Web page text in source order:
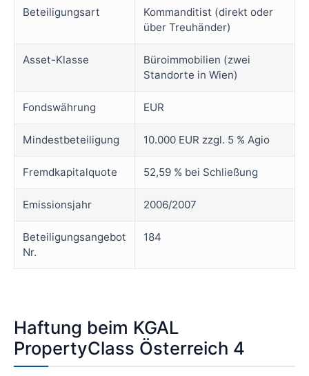
Beteiligungsart
Kommanditist (direkt oder
über Treuhänder)
Asset-Klasse
Büroimmobilien (zwei
Standorte in Wien)
Fondswährung EUR
Mindestbeteiligung 10.000 EUR zzgl. 5 % Agio
Fremdkapitalquote 52,59 % bei Schließung
Emissionsjahr 2006/2007
Beteiligungsangebot
Nr.
184
Haftung beim KGAL
PropertyClass Österreich 4